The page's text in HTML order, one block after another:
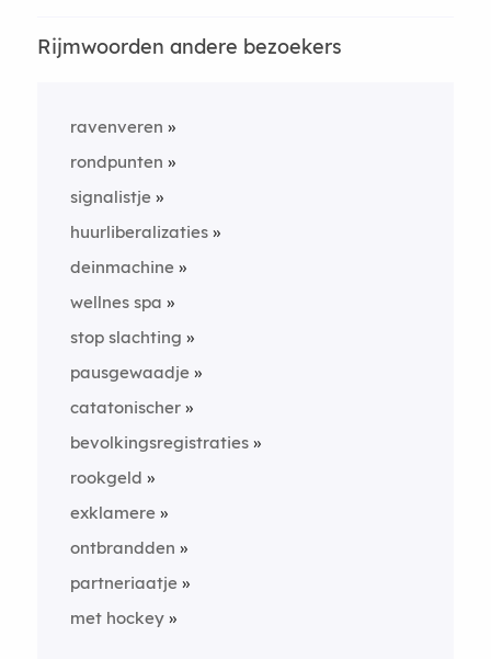
Rijmwoorden andere bezoekers
ravenveren
rondpunten
signalistje
huurliberalizaties
deinmachine
wellnes spa
stop slachting
pausgewaadje
catatonischer
bevolkingsregistraties
rookgeld
exklamere
ontbrandden
partneriaatje
met hockey